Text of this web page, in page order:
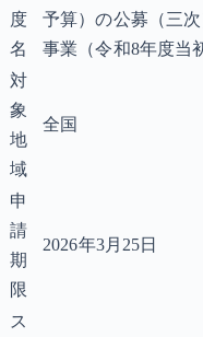
度
名
予算）の公募（三
事業（令和8年度当
対
象
地
域
全国
申
請
期
限
2026年3月25日
ス